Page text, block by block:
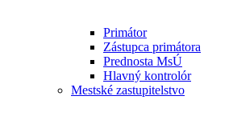
Primátor
Zástupca primátora
Prednosta MsÚ
Hlavný kontrolór
Mestské zastupitelstvo